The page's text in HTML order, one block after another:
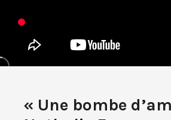
« Une bombe